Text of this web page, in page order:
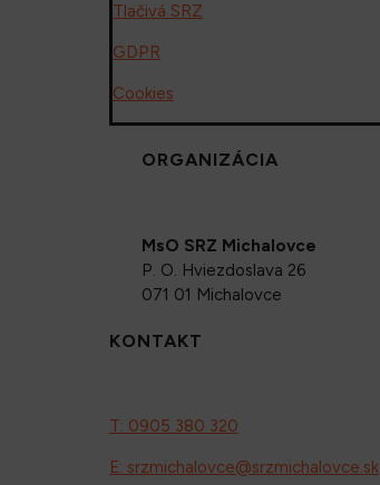
Tlačivá SRZ
GDPR
Cookies
ORGANIZÁCIA
MsO SRZ Michalovce
P. O. Hviezdoslava 26
071 01 Michalovce
KONTAKT
T: 0905 380 320
E: srzmichalovce@srzmichalovce.sk